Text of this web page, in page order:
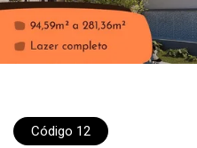
Código 12